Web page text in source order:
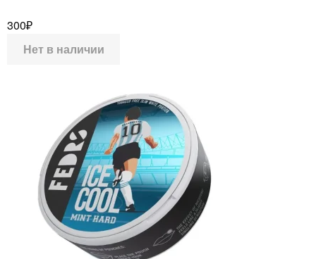
300₽
Нет в наличии